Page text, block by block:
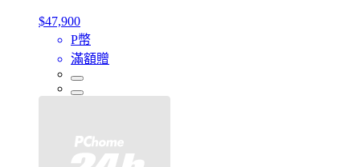
$47,900
P幣
滿額贈